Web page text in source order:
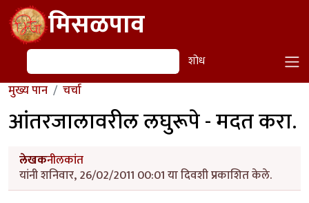
Skip to main contentमिसळपाव
शोध शोध
मुख्य पान चर्चा
आंतरजालावरील लघुरूपे - मदत करा.
लेखकनीलकांत
यांनी शनिवार, 26/02/2011 00:01 या दिवशी प्रकाशित केले.